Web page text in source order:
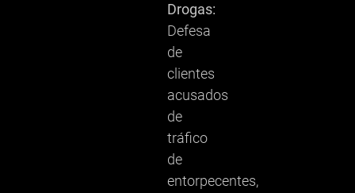
Drogas:
Defesa
de
clientes
acusados
de
tráfico
de
entorpecentes,